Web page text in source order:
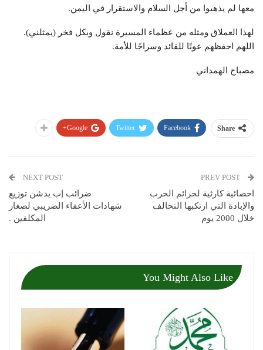
معها لم يذهبوا من أجل السلام والاستقرار في اليمن.
لهذا العملاق ومثله من عظماء المسيرة نقول وبكل فخر (يمثلني).
اللهم احفظهم عونًا للقائد وسراجًا للأمة.
مصباح الهمداني
Share
Facebook
Twitter
Google+
احصائية كارثية لجرائم الحرب
والإبادة التي ارتكبها التحالف
خلال 2000 يوم
NEXT POST
ضرائب إب يدشن توزيع
شهادات الأعفاء الضريبي لصغار
المكلفين .
You Might Also Like